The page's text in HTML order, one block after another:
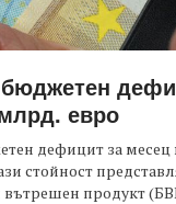
бюджетен
евро
дефицит за месец
стойност
вътрешен продукт